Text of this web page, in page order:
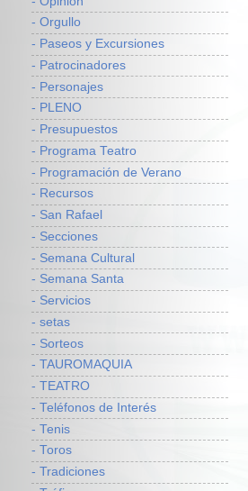
- Orgullo
- Paseos y Excursiones
- Patrocinadores
- Personajes
- PLENO
- Presupuestos
- Programa Teatro
- Programación de Verano
- Recursos
- San Rafael
- Secciones
- Semana Cultural
- Semana Santa
- Servicios
- setas
- Sorteos
- TAUROMAQUIA
- TEATRO
- Teléfonos de Interés
- Tenis
- Toros
- Tradiciones